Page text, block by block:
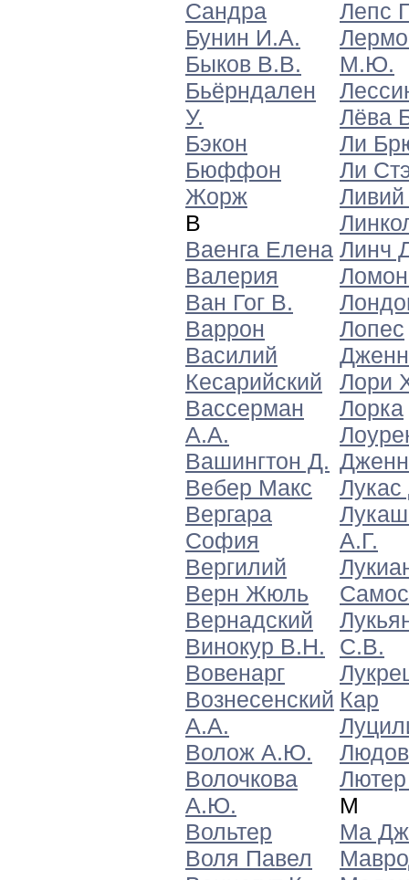
Сандра
Бунин И.А.
Быков В.В.
Бьёрндален
У.
Бэкон
Бюффон
Жорж
В
Ваенга Елена
Валерия
Ван Гог В.
Варрон
Василий
Кесарийский
Вассерман
А.А.
Вашингтон Д.
Вебер Макс
Вергара
София
Вергилий
Верн Жюль
Вернадский
Винокур В.Н.
Вовенарг
Вознесенский
А.А.
Волож А.Ю.
Волочкова
А.Ю.
Вольтер
Воля Павел
Лепс
М.Ю.
Лёва
Ли
Ли
Ливий
Линч
Лопес
Лори
Лорка
А.Г.
С.В.
Кар
М
Ма